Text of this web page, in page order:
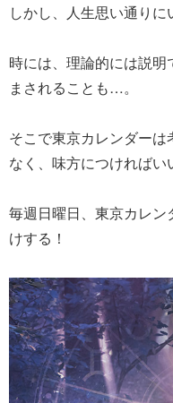
しかし、人生思い通りに
時には、理論的には説明
まされることも…。
そこで東京カレンダーは
なく、味方につければい
毎週日曜日、東京カレ
けする！